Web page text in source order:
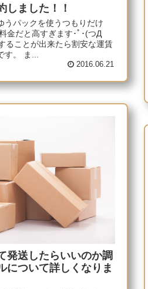
しました！！
うパックを使うつもりだけ
金だと高すぎます･ﾟ･(つД
ることが出来たら割安な運賃
。 ま...
2016.06.21
発送したらいいのか調
について詳しくなりま